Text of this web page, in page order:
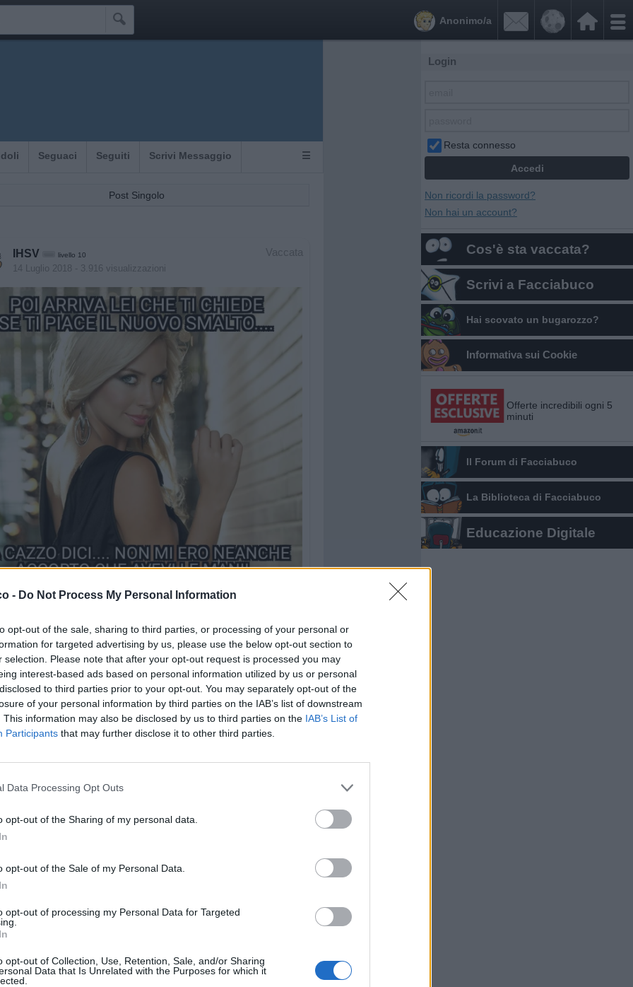
- Do Not Process My Personal Information
opt-out of the sale, sharing to third parties, or processing of your personal or
for targeted advertising by us, please use the below opt-out section to
selection. Please note that after your opt-out request is processed you may
interest-based ads based on personal information utilized by us or personal
to third parties prior to your opt-out. You may separately opt-out of the
of your personal information by third parties on the IAB’s list of downstream
This information may also be disclosed by us to third parties on the IAB’s List of
Participants that may further disclose it to other third parties.
Data Processing Opt Outs
opt-out of the Sharing of my personal data.
opt-out of the Sale of my Personal Data.
opt-out of processing my Personal Data for Targeted
opt-out of Collection, Use, Retention, Sale, and/or Sharing
Data that Is Unrelated with the Purposes for which it
 

Anonimo/a
Seguaci Seguiti Scrivi Messaggio ☰
Post Singolo
Vaccata
IHSV livello 10
14 Luglio 2018 - 3.916 visualizzazioni
13
Login
Resta connesso
Non ricordi la password?
Non hai un account?
Cos'è sta vaccata?
Scrivi a Facciabuco
Hai scovato un bugarozzo?
Informativa sui Cookie
Offerte incredibili ogni 5
minuti
Il Forum di Facciabuco
La Biblioteca di Facciabuco
Educazione Digitale